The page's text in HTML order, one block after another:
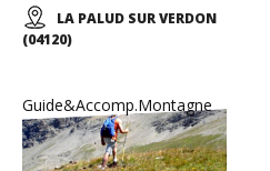
LA PALUD SUR VERDON
(04120)
Guide&Accomp.Montagne